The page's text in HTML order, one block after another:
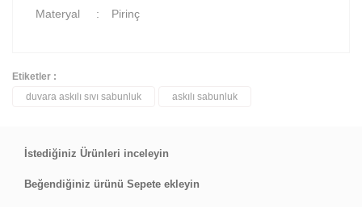
Materyal : Pirinç
Bu ürüne ilk yorumu siz yapın!
Yorum Yaz
Etiketler :
duvara askılı sıvı sabunluk
askılı sabunluk
İstediğiniz Ürünleri inceleyin
Beğendiğiniz ürünü Sepete ekleyin